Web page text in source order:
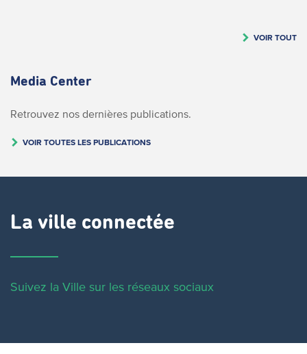
VOIR TOUT
Media Center
Retrouvez nos dernières publications.
VOIR TOUTES LES PUBLICATIONS
La ville connectée
Suivez la Ville sur les réseaux sociaux